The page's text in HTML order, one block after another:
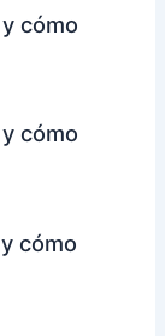
cómo
cómo
cómo